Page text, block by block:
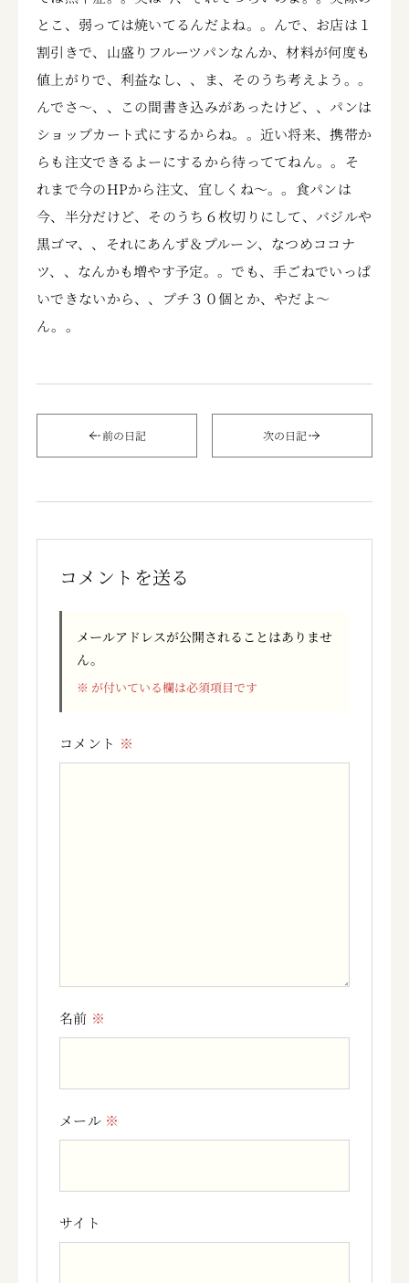
とこ、弱っては焼いてるんだよね。。んで、お店は１
割引きで、山盛りフルーツパンなんか、材料が何度も
値上がりで、利益なし、、ま、そのうち考えよう。。
んでさ～、、この間書き込みがあったけど、、パンは
ショップカート式にするからね。。近い将来、携帯か
らも注文できるよーにするから待っててねん。。そ
れまで今のHPから注文、宜しくね～。。食パンは
今、半分だけど、そのうち６枚切りにして、バジルや
黒ゴマ、、それにあんず＆プルーン、なつめココナ
ツ、、なんかも増やす予定。。でも、手ごねでいっぱ
いできないから、、プチ３０個とか、やだよ～
ん。。
前の日記 次の日記
コメントを送る
メールアドレスが公開されることはありませ
ん。
※ が付いている欄は必須項目です
コメント ※
名前 ※
メール ※
サイト